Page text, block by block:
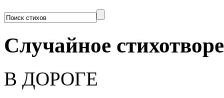
Случайное
В ДОРОГЕ